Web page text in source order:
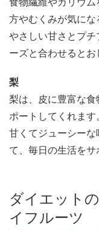
方やむくみが気にな
やさしい甘さとプ
ーズと合わせるとお
梨
梨は、皮に豊富な
ポートしてくれます
甘くてジューシー
て、毎日の生活をサ
ダイエット
イフルーツ